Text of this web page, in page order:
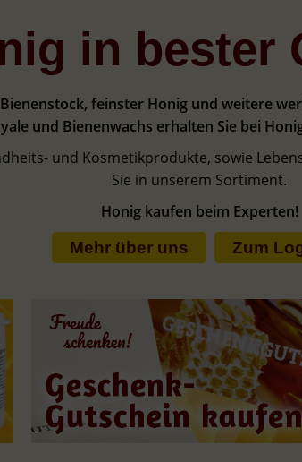
in bester
feinster Honig und weitere
und Bienenwachs erhalten Sie bei
und Kosmetikprodukte, sowie
Sie in unserem Sortiment.
Honig kaufen beim Experten!
Mehr über uns Zum